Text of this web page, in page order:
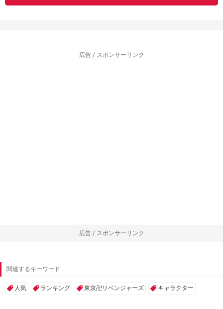
広告 / スポンサーリンク
広告 / スポンサーリンク
関連するキーワード
人気 ランキング 東京卍リベンジャーズ キャラクター